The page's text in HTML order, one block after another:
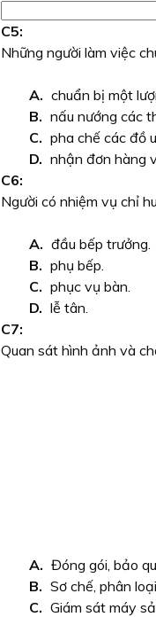
Những người làm việc
chuẩn bị một
nấu nướng các
pha chế các đồ
nhận đơn hàng
Người có nhiệm vụ chỉ
đầu bếp trưởng.
phụ bếp.
phục vụ bàn.
lễ tân.
Quan sát hình ảnh và
Đóng gói, bảo
Sơ chế, phân
Giám sát máy